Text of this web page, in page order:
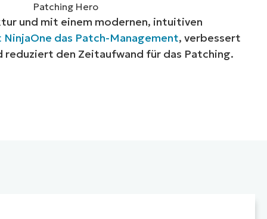
und mit einem modernen, intuitiven
das Patch-Management, verbessert
reduziert den Zeitaufwand für das Patching.